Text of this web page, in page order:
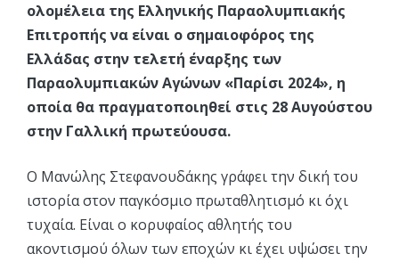
ολομέλεια της Ελληνικής Παραολυμπιακής
Επιτροπής να είναι ο σημαιοφόρος της
Ελλάδας στην τελετή έναρξης των
Παραολυμπιακών Αγώνων «Παρίσι 2024», η
οποία θα πραγματοποιηθεί στις 28 Αυγούστου
στην Γαλλική πρωτεύουσα.
Ο Μανώλης Στεφανουδάκης γράφει την δική του
ιστορία στον παγκόσμιο πρωταθλητισμό κι όχι
τυχαία. Είναι ο κορυφαίος αθλητής του
ακοντισμού όλων των εποχών κι έχει υψώσει την